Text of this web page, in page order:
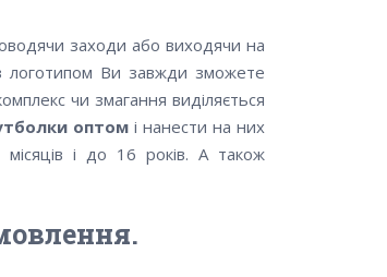
заходи або виходячи на
логотипом Ви завжди зможете
чи змагання виділяється
оптомі нанести на них
і до 16 років. А також